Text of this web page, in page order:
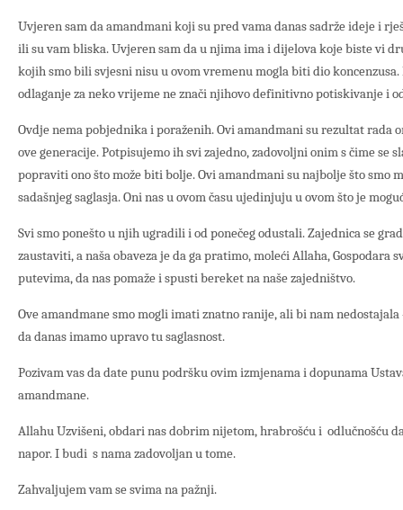
Uvjeren sam da amandmani koji su pred vama danas sadrže ideje i
ili su vam bliska. Uvjeren sam da u njima ima i dijelova koje biste vi
kojih smo bili svjesni nisu u ovom vremenu mogla biti dio
odlaganje za neko vrijeme ne znači njihovo definitivno potiskivanje i
Ovdje nema pobjednika i poraženih. Ovi amandmani su rezultat rada
ove generacije. Potpisujemo ih svi zajedno, zadovoljni onim s čime se
popraviti ono što može biti bolje. Ovi amandmani su najbolje što smo
sadašnjeg saglasja. Oni nas u ovom času ujedinjuju u ovom što je
Svi smo ponešto u njih ugradili i od ponečeg odustali. Zajednica se
zaustaviti, a naša obaveza je da ga pratimo, moleći Allaha, Gospodara
putevima, da nas pomaže i spusti bereket na naše zajedništvo.
Ove amandmane smo mogli imati znatno ranije, ali bi nam
da danas imamo upravo tu saglasnost.
Pozivam vas da date punu podršku ovim izmjenama i dopunama
amandmane.
Allahu Uzvišeni, obdari nas dobrim nijetom, hrabrošću i odlučnošću
napor. I budi s nama zadovoljan u tome.
Zahvaljujem vam se svima na pažnji.